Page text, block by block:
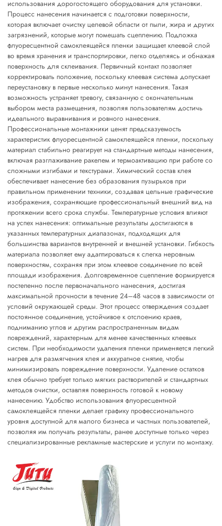
использования дорогостоящего оборудования для установки.
Процесс нанесения начинается с подготовки поверхности,
которая включает очистку целевой области от пыли, жира и других
загрязнений, которые могут помешать сцеплению. Подложка
флуоресцентной самоклеящейся пленки защищает клеевой слой
во время хранения и транспортировки, легко отделяясь и обнажая
поверхность для склеивания. Первичный контакт позволяет
корректировать положение, поскольку клеевая система допускает
переустановку в первые несколько минут нанесения. Такая
возможность устраняет тревогу, связанную с окончательным
выбором места размещения, позволяя пользователям достичь
идеального выравнивания и ровного нанесения.
Профессиональные монтажники ценят предсказуемость
характеристик флуоресцентной самоклеящейся пленки, поскольку
материал стабильно реагирует на стандартные методы нанесения,
включая разглаживание ракелем и термоактивацию при работе со
сложными изгибами и текстурами. Химический состав клея
обеспечивает нанесение без образования пузырьков при
правильном применении техники, создавая цельные графические
изображения, сохраняющие профессиональный внешний вид на
протяжении всего срока службы. Температурные условия влияют
на успех нанесения: оптимальные результаты достигаются в
указанных температурных диапазонах, подходящих для
большинства вариантов внутренней и внешней установки. Гибкость
материала позволяет ему адаптироваться к слегка неровным
поверхностям, сохраняя при этом клеевое соединение по всей
площади изображения. Долговременное сцепление формируется
постепенно после первоначального нанесения, достигая
максимальной прочности в течение 24–48 часов в зависимости от
условий окружающей среды. Этот процесс отверждения создает
постоянное соединение, устойчивое к отслоению краев,
подниманию углов и другим распространенным видам
повреждений, характерным для менее качественных клеевых
систем. При необходимости удаления пленки применяется легкий
нагрев для размягчения клея и аккуратное снятие, чтобы
минимизировать повреждение поверхности. Удаление остатков
клея обычно требует только мягких растворителей и стандартных
методов очистки, оставляя поверхность готовой к новому
нанесению. Удобство использования флуоресцентной
самоклеящейся пленки делает графику профессионального
уровня доступной для малого бизнеса и частных пользователей,
позволяя им получать результаты, ранее доступные только через
специализированные рекламные мастерские и услуги по монтажу.